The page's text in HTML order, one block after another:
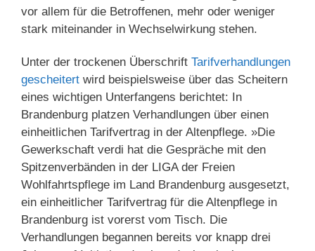
vor allem für die Betroffenen, mehr oder weniger
stark miteinander in Wechselwirkung stehen.
Unter der trockenen Überschrift Tarifverhandlungen
gescheitert wird beispielsweise über das Scheitern
eines wichtigen Unterfangens berichtet: In
Brandenburg platzen Verhandlungen über einen
einheitlichen Tarifvertrag in der Altenpflege. »Die
Gewerkschaft verdi hat die Gespräche mit den
Spitzenverbänden in der LIGA der Freien
Wohlfahrtspflege im Land Brandenburg ausgesetzt,
ein einheitlicher Tarifvertrag für die Altenpflege in
Brandenburg ist vorerst vom Tisch. Die
Verhandlungen begannen bereits vor knapp drei